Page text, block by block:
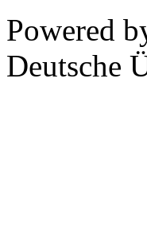
Powered
Deutsche